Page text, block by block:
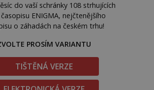
do vaší schránky 108 strhujících
ENIGMA, nejčtenějšího
o záhadách na českém trhu!
PROSÍM VARIANTU
TIŠTĚNÁ VERZE